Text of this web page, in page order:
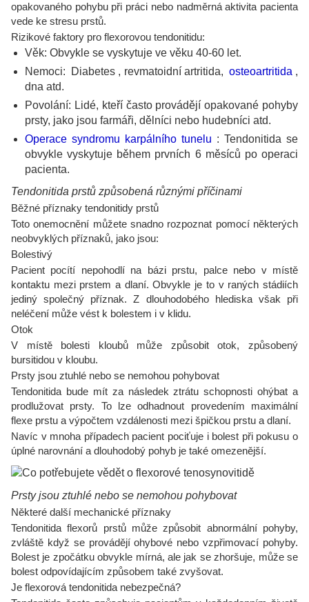
opakovaného pohybu při práci nebo nadměrná aktivita pacienta
vede ke stresu prstů.
Rizikové faktory pro flexorovou tendonitidu:
Věk: Obvykle se vyskytuje ve věku 40-60 let.
Nemoci:
Diabetes , revmatoidní artritida, osteoartritida ,
dna atd.
Povolání: Lidé, kteří často provádějí opakované pohyby
prsty, jako jsou farmáři, dělníci nebo hudebníci atd.
Operace syndromu karpálního tunelu : Tendonitida se
obvykle vyskytuje během prvních 6 měsíců po operaci
pacienta.
Tendonitida prstů způsobená různými příčinami
Běžné příznaky tendonitidy prstů
Toto onemocnění můžete snadno rozpoznat pomocí některých
neobvyklých příznaků, jako jsou:
Bolestivý
Pacient pocítí nepohodlí na bázi prstu, palce nebo v místě
kontaktu mezi prstem a dlaní. Obvykle je to v raných stádiích
jediný společný příznak. Z dlouhodobého hlediska však při
neléčení může vést k bolestem i v klidu.
Otok
V místě bolesti kloubů může způsobit otok, způsobený
bursitidou v kloubu.
Prsty jsou ztuhlé nebo se nemohou pohybovat
Tendonitida bude mít za následek ztrátu schopnosti ohýbat a
prodlužovat prsty. To lze odhadnout provedením maximální
flexe prstu a výpočtem vzdálenosti mezi špičkou prstu a dlaní.
Navíc v mnoha případech pacient pociťuje i bolest při pokusu o
úplné narovnání a dlouhodobý pohyb je také omezenější.
Prsty jsou ztuhlé nebo se nemohou pohybovat
Některé další mechanické příznaky
Tendonitida flexorů prstů může způsobit abnormální pohyby,
zvláště když se provádějí ohybové nebo vzpřimovací pohyby.
Bolest je zpočátku obvykle mírná, ale jak se zhoršuje, může se
bolest odpovídajícím způsobem také zvyšovat.
Je flexorová tendonitida nebezpečná?